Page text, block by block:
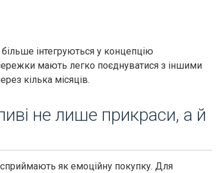
інтегруються у концепцію
мають легко поєднуватися з іншими
кілька місяців.
не лише прикраси, а й
як емоційну покупку. Для